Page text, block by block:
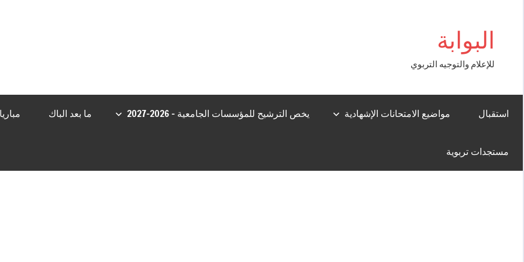
البوابة
للإعلام والتوجيه التربوي
استقبال مواضيع الامتحانات الإشهادية يخص الترشيح للمؤسسات الجامعية – 2026-2027 ما بعد الباك
مستجدات تربوية